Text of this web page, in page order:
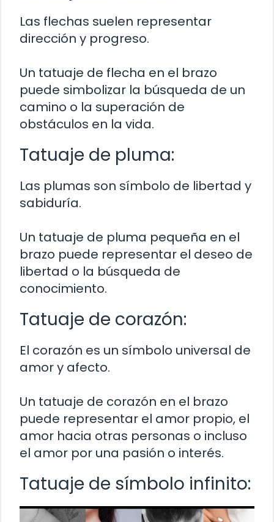
Las flechas suelen representar
dirección y progreso.
Un tatuaje de flecha en el brazo
puede simbolizar la búsqueda de un
camino o la superación de
obstáculos en la vida.
Tatuaje de pluma:
Las plumas son símbolo de libertad y
sabiduría.
Un tatuaje de pluma pequeña en el
brazo puede representar el deseo de
libertad o la búsqueda de
conocimiento.
Tatuaje de corazón:
El corazón es un símbolo universal de
amor y afecto.
Un tatuaje de corazón en el brazo
puede representar el amor propio, el
amor hacia otras personas o incluso
el amor por una pasión o interés.
Tatuaje de símbolo infinito: